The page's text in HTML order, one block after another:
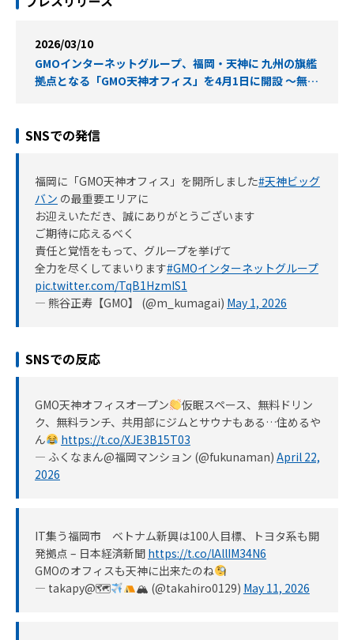
2026/03/10
GMOインターネットグループ、福岡・天神に 九州の旗艦
拠点となる「GMO天神オフィス」を4月1日に開設 〜無料
SNSでの発信
福岡に「GMO天神オフィス」を開所しました#天神ビッグ
バン の最重要エリアに
お迎えいただき、誠にありがとうございます
ご期待に応えるべく
責任と覚悟をもって、グループを挙げて
全力を尽くしてまいります#GMOインターネットグループ
pic.twitter.com/TqB1HzmIS1
— 熊谷正寿【GMO】 (@m_kumagai) May 1, 2026
SNSでの反応
GMO天神オフィスオープン
仮眠スペース、無料ドリン
ク、無料ランチ、共用部にジムとサウナもある…住めるや
ん
https://t.co/XJE3B15T03
— ふくなまん@福岡マンション (@fukunaman) April 22,
2026
IT集う福岡市 ベトナム新興は100人目標、トヨタ系も開
発拠点 – 日本経済新聞 https://t.co/lAllIM34N6
GMOのオフィスも天神に出来たのね
— takapy@🗺
🏔 (@takahiro0129) May 11, 2026